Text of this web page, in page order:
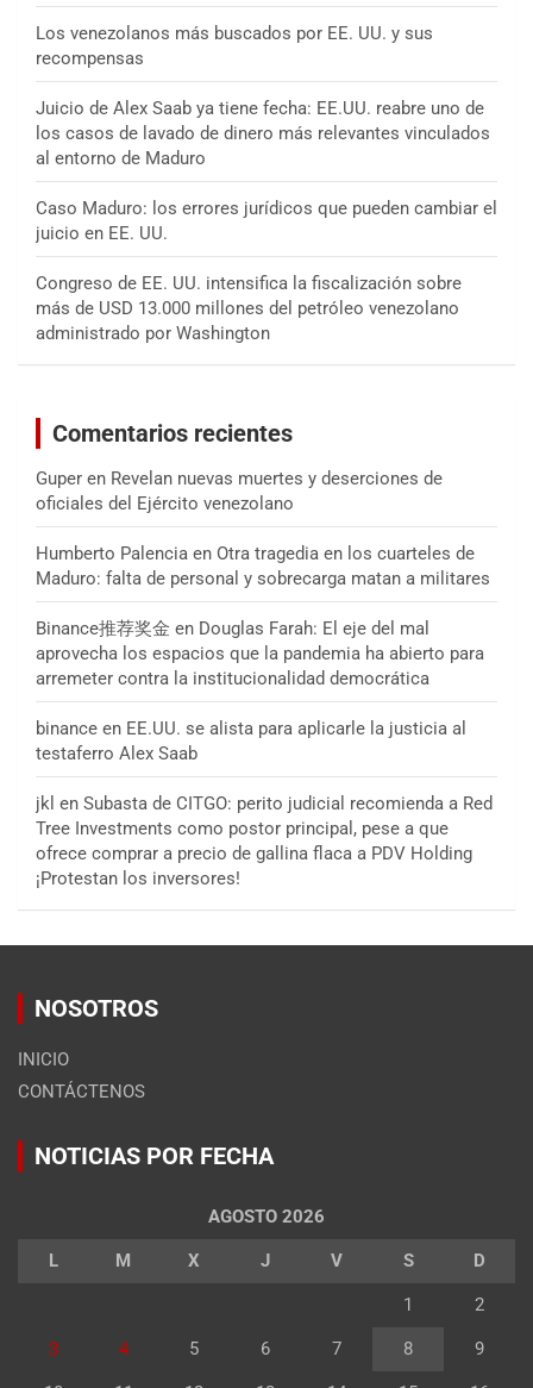
Los venezolanos más buscados por EE. UU. y sus
recompensas
Juicio de Alex Saab ya tiene fecha: EE.UU. reabre uno de
los casos de lavado de dinero más relevantes vinculados
al entorno de Maduro
Caso Maduro: los errores jurídicos que pueden cambiar el
juicio en EE. UU.
Congreso de EE. UU. intensifica la fiscalización sobre
más de USD 13.000 millones del petróleo venezolano
administrado por Washington
Comentarios recientes
Guper en Revelan nuevas muertes y deserciones de
oficiales del Ejército venezolano
Humberto Palencia en Otra tragedia en los cuarteles de
Maduro: falta de personal y sobrecarga matan a militares
Binance推荐奖金 en Douglas Farah: El eje del mal
aprovecha los espacios que la pandemia ha abierto para
arremeter contra la institucionalidad democrática
binance en EE.UU. se alista para aplicarle la justicia al
testaferro Alex Saab
jkl en Subasta de CITGO: perito judicial recomienda a Red
Tree Investments como postor principal, pese a que
ofrece comprar a precio de gallina flaca a PDV Holding
¡Protestan los inversores!
NOSOTROS
INICIO
CONTÁCTENOS
NOTICIAS POR FECHA
AGOSTO 2026
L M X J V S D
1 2
3 4 5 6 7 8 9